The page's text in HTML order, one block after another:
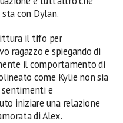
con Dylan.
il tifo per
ragazzo e spiegando di
il comportamento di
come Kylie non sia
e
iniziare una relazione
di Alex.